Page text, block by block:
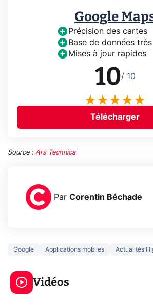
Google
Précision des cartes
Base de données
Mises à jour rapides
10/ 10
Télécharger
Source : Ars Technica
Par Corentin Béchade
Google Applications mobiles Actualités
Vidéos
3 écrans en 1 pour
319€ ? Voici L'AOC
CQ32G4ZA !